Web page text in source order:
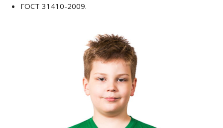
ГОСТ 31410-2009.